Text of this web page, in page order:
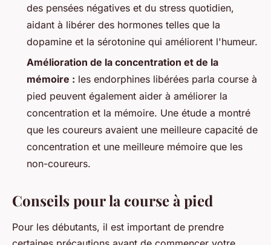
des pensées négatives et du stress quotidien,
aidant à libérer des hormones telles que la
dopamine et la sérotonine qui améliorent l'humeur.
Amélioration de la concentration et de la
mémoire : les endorphines libérées parla course à
pied peuvent également aider à améliorer la
concentration et la mémoire. Une étude a montré
que les coureurs avaient une meilleure capacité de
concentration et une meilleure mémoire que les
non-coureurs.
Conseils pour la course à pied
Pour les débutants, il est important de prendre